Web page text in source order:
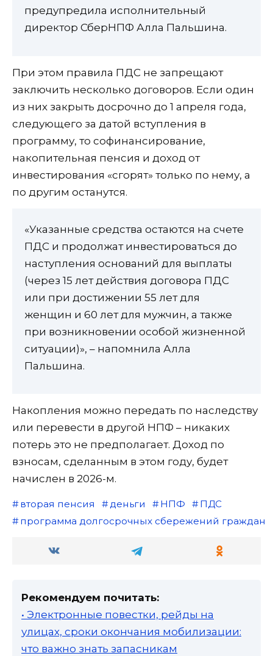
предупредила исполнительный
директор СберНПФ Алла Пальшина.
При этом правила ПДС не запрещают
заключить несколько договоров. Если один
из них закрыть досрочно до 1 апреля года,
следующего за датой вступления в
программу, то софинансирование,
накопительная пенсия и доход от
инвестирования «сгорят» только по нему, а
по другим останутся.
«Указанные средства остаются на счете
ПДС и продолжат инвестироваться до
наступления оснований для выплаты
(через 15 лет действия договора ПДС
или при достижении 55 лет для
женщин и 60 лет для мужчин, а также
при возникновении особой жизненной
ситуации)», – напомнила Алла
Пальшина.
Накопления можно передать по наследству
или перевести в другой НПФ – никаких
потерь это не предполагает. Доход по
взносам, сделанным в этом году, будет
начислен в 2026-м.
вторая пенсия деньги НПФ
ПДС
программа долгосрочных сбережений граждан
Рекомендуем почитать:
• Электронные повестки, рейды на
улицах, сроки окончания мобилизации:
что важно знать запасникам